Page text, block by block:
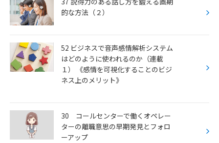
的な方法（２）
52 ビジネスで音声感情解析システム
はどのように使われるのか（連載
１） 《感情を可視化することのビジ
ネス上のメリット》
30 コールセンターで働くオペレー
ターの離職意思の早期発見とフォロ
ーアップ